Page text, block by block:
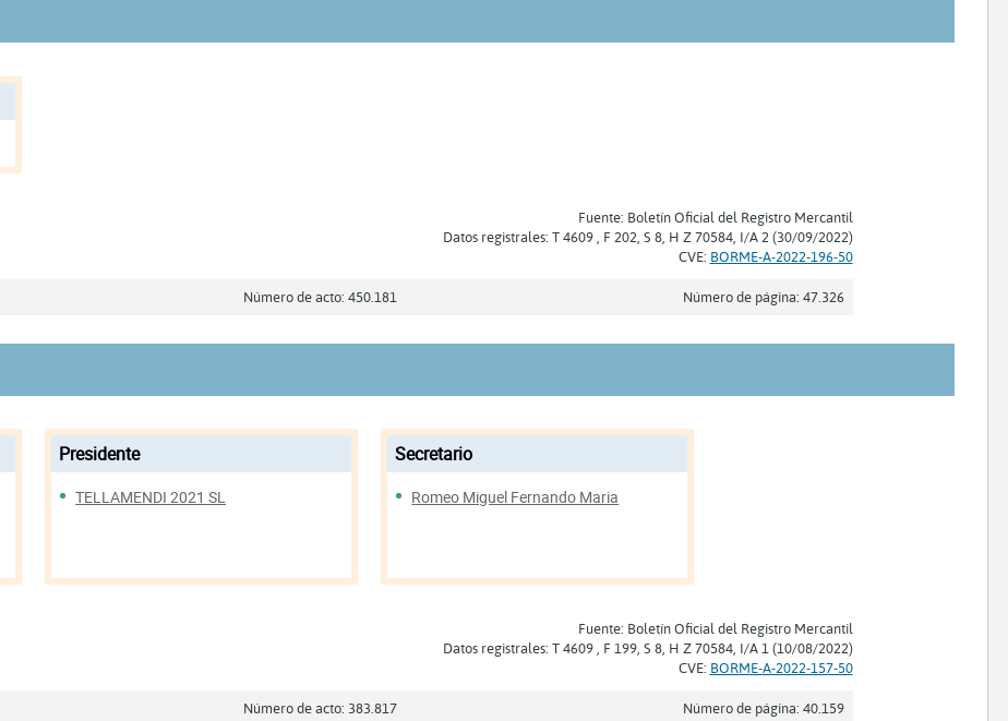
Fuente: Boletín Oficial del Registro Mercantil
Datos registrales: T 4609 , F 202, S 8, H Z 70584, I/A 2 (30/09/2022)
CVE: BORME-A-2022-196-50
Número de acto: 450.181 Número de página: 47.326
Presidente
TELLAMENDI 2021 SL
Secretario
Romeo Miguel Fernando Maria
Fuente: Boletín Oficial del Registro Mercantil
Datos registrales: T 4609 , F 199, S 8, H Z 70584, I/A 1 (10/08/2022)
CVE: BORME-A-2022-157-50
Número de acto: 383.817 Número de página: 40.159